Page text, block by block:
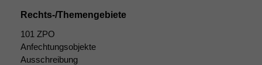
Rechts-/Themengebiete
101 ZPO
Anfechtungsobjekte
Ausschreibung